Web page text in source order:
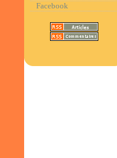
Facebook